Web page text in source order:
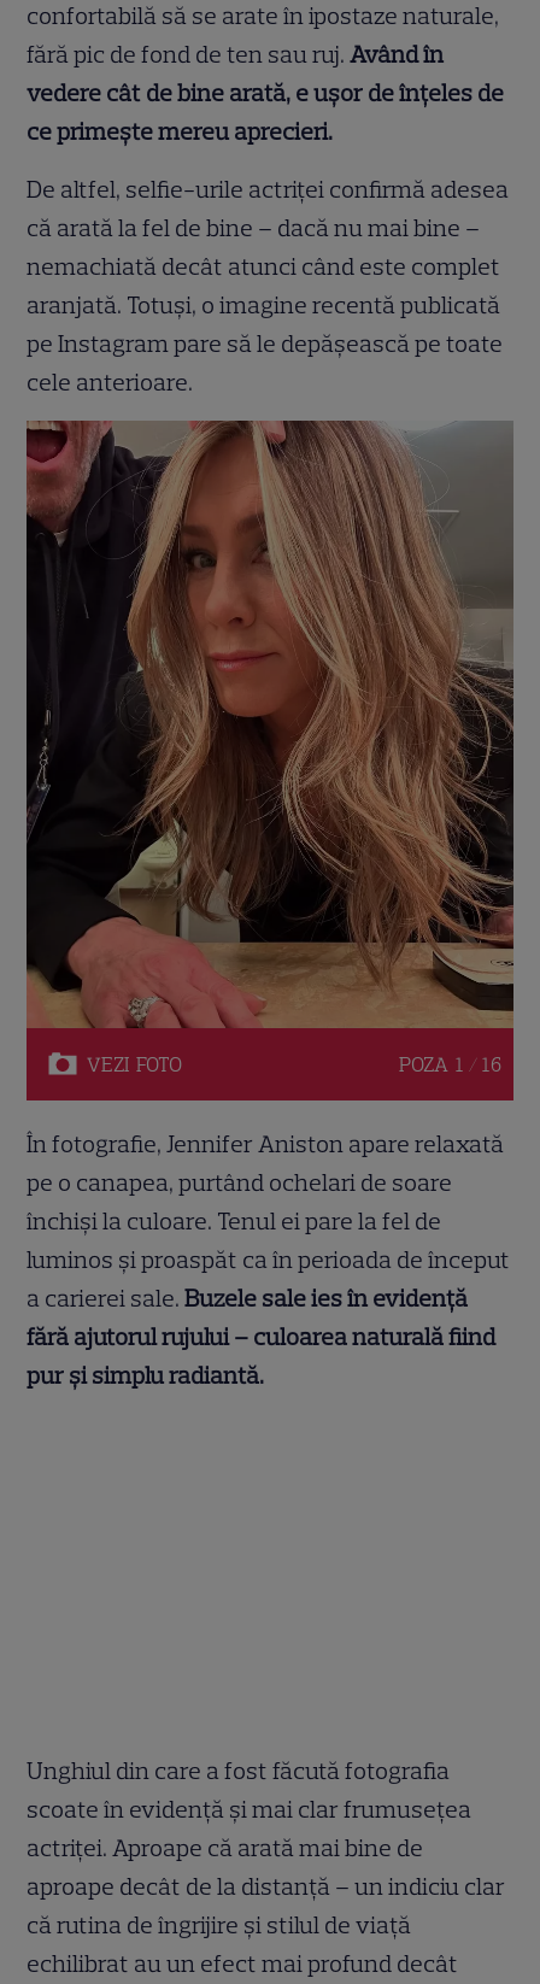
confortabilă să se arate în ipostaze naturale,
fără pic de fond de ten sau ruj.Având în
vedere cât de bine arată, e ușor de înțeles de
ce primește mereu aprecieri.
De altfel, selfie-urile actriței confirmă adesea
că arată la fel de bine – dacă nu mai bine –
nemachiată decât atunci când este complet
aranjată. Totuși, o imagine recentă publicată
pe Instagram pare să le depășească pe toate
cele anterioare.
VEZI FOTO POZA 1 / 16
În fotografie, Jennifer Aniston apare relaxată
pe o canapea, purtând ochelari de soare
închiși la culoare. Tenul ei pare la fel de
luminos și proaspăt ca în perioada de început
a carierei sale.Buzele sale ies în evidență
fără ajutorul rujului – culoarea naturală fiind
pur și simplu radiantă.
Unghiul din care a fost făcută fotografia
scoate în evidență și mai clar frumusețea
actriței. Aproape că arată mai bine de
aproape decât de la distanță – un indiciu clar
că rutina de îngrijire și stilul de viață
echilibrat au un efect mai profund decât